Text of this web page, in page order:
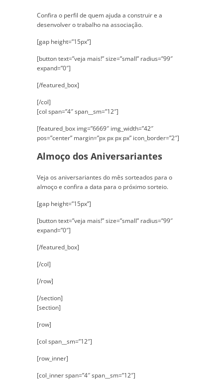
Confira o perfil de quem ajuda a construir e a
desenvolver o trabalho na associação.
[gap height=”15px”]
[button text=”veja mais!” size=”small” radius=”99″
expand=”0″]
[/featured_box]
[/col]
[col span=”4″ span__sm=”12″]
[featured_box img=”6669″ img_width=”42″
pos=”center” margin=”px px px px” icon_border=”2″]
Almoço dos Aniversariantes
Veja os aniversariantes do mês sorteados para o
almoço e confira a data para o próximo sorteio.
[gap height=”15px”]
[button text=”veja mais!” size=”small” radius=”99″
expand=”0″]
[/featured_box]
[/col]
[/row]
[/section]
[section]
[row]
[col span__sm=”12″]
[row_inner]
[col_inner span=”4″ span__sm=”12″]